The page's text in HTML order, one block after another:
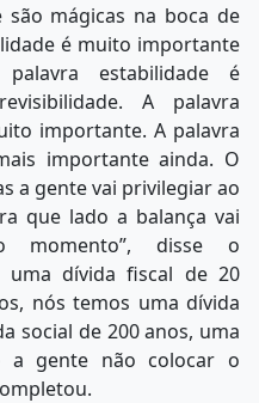
são mágicas na boca de
é muito importante
estabilidade é
A palavra
importante. A palavra
importante ainda. O
a gente vai privilegiar ao
que lado a balança vai
momento”, disse o
uma dívida fiscal de 20
nós temos uma dívida
social de 200 anos, uma
a gente não colocar o